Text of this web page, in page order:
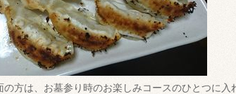
の方は、お墓参り時のお楽しみコースのひとつに